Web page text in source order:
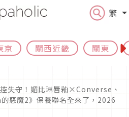
繁
京 關西近畿 關東
失守！媚比琳唇釉×Converse、
惡魔2》保養聯名全來了，2026